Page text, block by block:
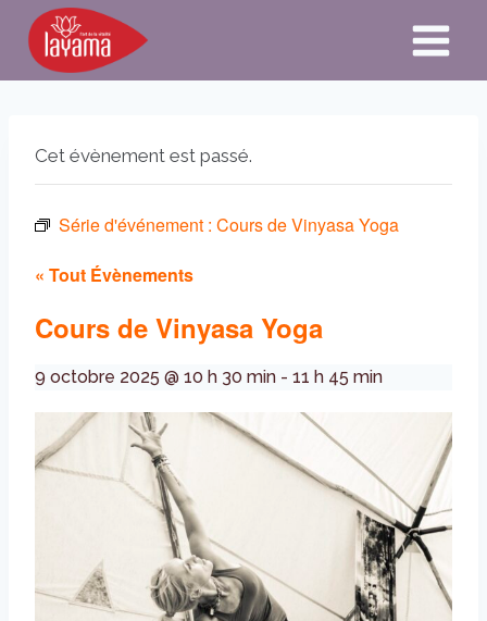
Aller
contenu
Cet évènement est passé.
Série d'événement : Cours de Vinyasa Yoga
« Tout Évènements
Cours de Vinyasa Yoga
9 octobre 2025 @ 10 h 30 min - 11 h 45 min